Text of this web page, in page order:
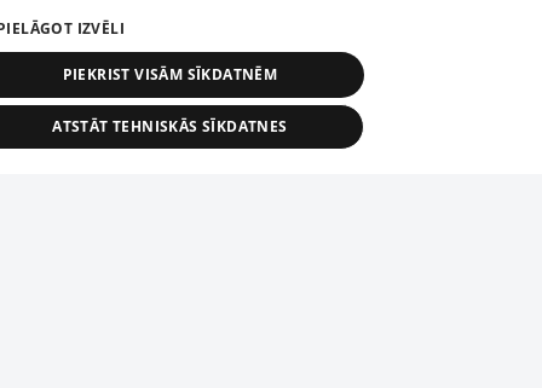
IZVĒLI
PIEKRIST VISĀM SĪKDATNĒM
ATSTĀT TEHNISKĀS SĪKDATNES